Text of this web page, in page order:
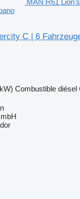
MAN R61
C | 6
Combustible diésel